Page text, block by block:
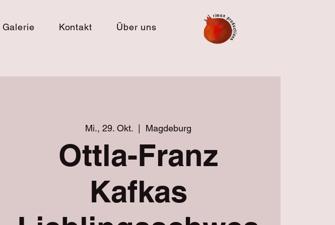
Galerie Kontakt Über uns
Mi., 29. Okt.
  |
Magdeburg
Ottla-Franz
Kafkas